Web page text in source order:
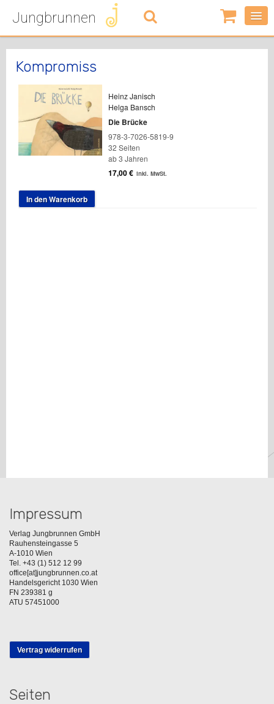
Jungbrunnen
0
Artikel
-
Kompromiss
Heinz Janisch
Helga Bansch
Die Brücke
978-3-7026-5819-9
32 Seiten
ab 3 Jahren
17,00€ inkl. MwSt.
In den Warenkorb
Impressum
Verlag Jungbrunnen GmbH
Rauhensteingasse 5
A-1010 Wien
Tel. +43 (1) 512 12 99
office[at]jungbrunnen.co.at
Handelsgericht 1030 Wien
FN 239381 g
ATU 57451000
Vertrag widerrufen
Seiten